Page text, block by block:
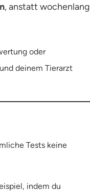
, anstatt wochenlang
oder
deinem Tierarzt
Tests keine
indem du